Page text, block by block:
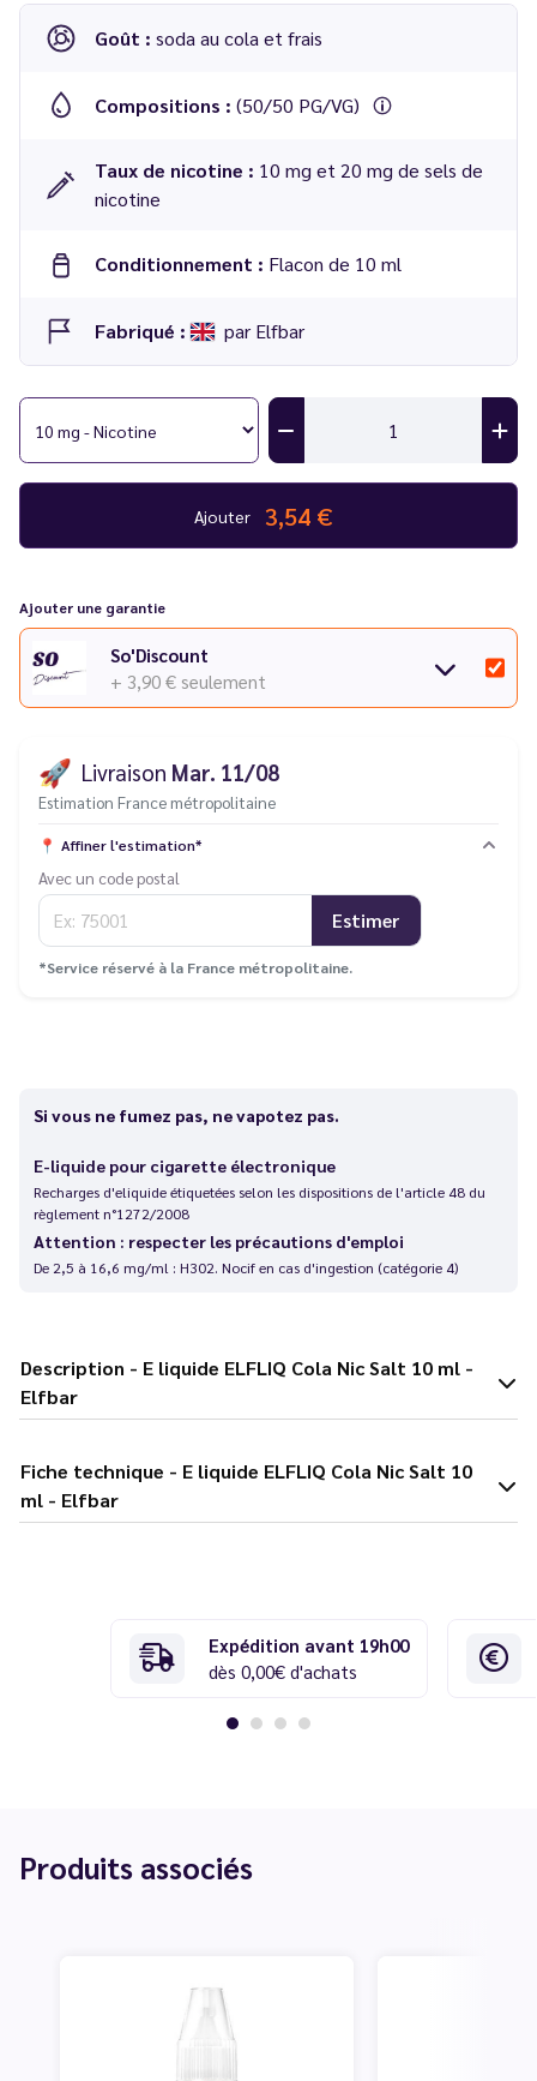
Goût : soda au cola et frais
Compositions : (50/50 PG/VG)
Taux de nicotine : 10 mg et 20 mg de sels de
nicotine
Conditionnement : Flacon de 10 ml
Fabriqué : par Elfbar
Ajouter 3,54 €
Ajouter une garantie
So'Discount
+ 3,90 € seulement
🚀 Livraison Mar. 11/08
Estimation France métropolitaine
📍 Affiner l'estimation*
Avec un code postal
Estimer
*Service réservé à la France métropolitaine.
Si vous ne fumez pas, ne vapotez pas.
E-liquide pour cigarette électronique
Recharges d'eliquide étiquetées selon les dispositions de l'article 48 du
règlement n°1272/2008
Attention : respecter les précautions d'emploi
De 2,5 à 16,6 mg/ml : H302. Nocif en cas d'ingestion (catégorie 4)
Description - E liquide ELFLIQ Cola Nic Salt 10 ml -
Elfbar
Fiche technique - E liquide ELFLIQ Cola Nic Salt 10
ml - Elfbar
Expédition avant 19h00
dès 0,00€ d'achats
Produits associés